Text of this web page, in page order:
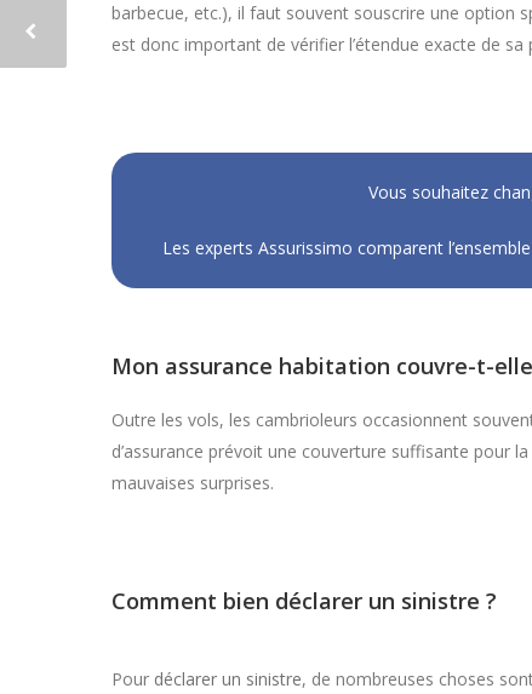
barbecue, etc.), il faut souvent souscrire une option
est donc important de vérifier l’étendue exacte de
Vous souhaitez
Les experts Assurissimo comparent
Mon assurance habitation couvre-t-
Outre les vols, les cambrioleurs occasionnent
d’assurance prévoit une couverture suffisante pour
mauvaises surprises.
Comment bien déclarer un sinistre ?
Pour déclarer un sinistre, de nombreuses choses